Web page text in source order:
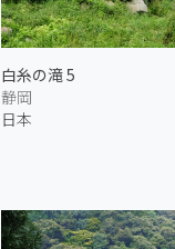
白糸の滝 5
静岡
日本